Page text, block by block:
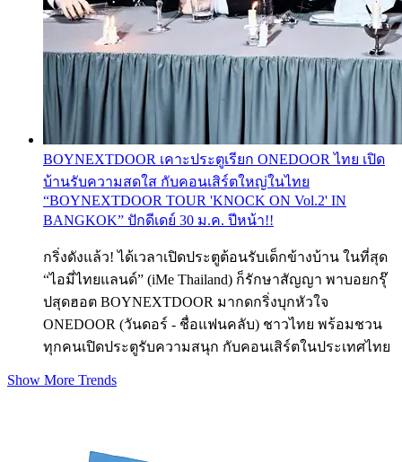
BOYNEXTDOOR เคาะประตูเรียก ONEDOOR ไทย เปิด
บ้านรับความสดใส กับคอนเสิร์ตใหญ่ในไทย
“BOYNEXTDOOR TOUR 'KNOCK ON Vol.2' IN
BANGKOK” ปักดีเดย์ 30 ม.ค. ปีหน้า!!
กริ่งดังแล้ว! ได้เวลาเปิดประตูต้อนรับเด็กข้างบ้าน ในที่สุด
“ไอมี่ไทยแลนด์” (iMe Thailand) ก็รักษาสัญญา พาบอยกรุ๊
ปสุดฮอต BOYNEXTDOOR มากดกริ่งบุกหัวใจ
ONEDOOR (วันดอร์ - ชื่อแฟนคลับ) ชาวไทย พร้อมชวน
ทุกคนเปิดประตูรับความสนุก กับคอนเสิร์ตในประเทศไทย
Show More Trends